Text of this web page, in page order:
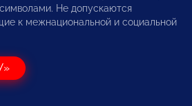
Не допускаются
к межнациональной и социальной